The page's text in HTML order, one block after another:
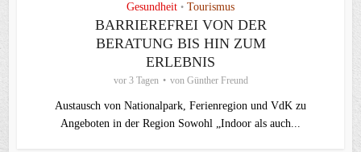
Gesundheit • Tourismus
BARRIEREFREI VON DER
BERATUNG BIS HIN ZUM
ERLEBNIS
vor 3 Tagen von Günther Freund
Austausch von Nationalpark, Ferienregion und VdK zu
Angeboten in der Region Sowohl „Indoor als auch...